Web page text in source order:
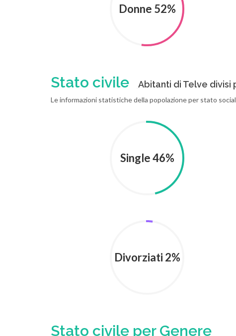
Donne 52%
Stato civile Abitanti di Telve divisi
Le informazioni statistiche della popolazione per stato
Single 46%
Divorziati 2%
Stato civile per Genere